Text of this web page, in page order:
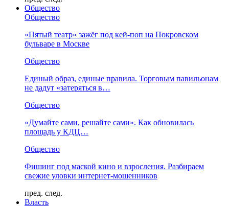
Общество
Общество
«Пятый театр» зажёг под кей-поп на Покровском
бульваре в Москве
Общество
Единый образ, единые правила. Торговым павильонам
не дадут «затеряться в…
Общество
«Думайте сами, решайте сами». Как обновилась
площадь у КДЦ…
Общество
Фишинг под маской кино и взросления. Разбираем
свежие уловки интернет-мошенников
пред. след.
Власть